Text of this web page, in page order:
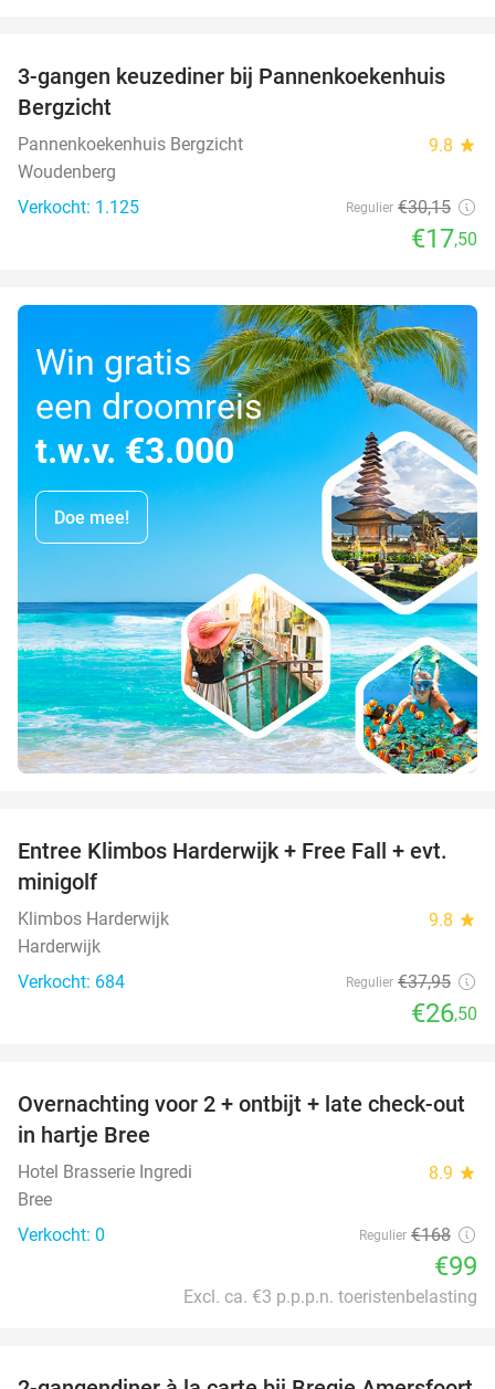
42%
3-gangen keuzediner bij Pannenkoekenhuis
Bergzicht
Pannenkoekenhuis Bergzicht 9.8 star
Woudenberg
Verkocht: 1.125
Regulier €30,15
€17,50
Win gratis
een droomreis
t.w.v. €3.000
Doe mee!
30%
Entree Klimbos Harderwijk + Free Fall + evt.
minigolf
Klimbos Harderwijk 9.8 star
Harderwijk
Verkocht: 684
Regulier €37,95
€26,50
41%
TODAY
Overnachting voor 2 + ontbijt + late check-out
in hartje Bree
Hotel Brasserie Ingredi 8.9 star
Bree
Verkocht: 0
Regulier €168
€99
Excl. ca. €3 p.p.p.n. toeristenbelasting